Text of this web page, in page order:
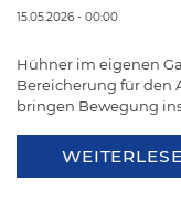
15.05.2026 - 00:00
Hühner im eigenen
Bereicherung für den
bringen Bewegung